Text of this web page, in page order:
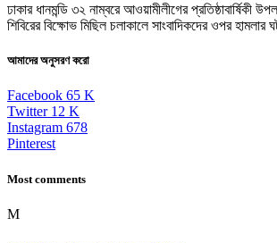
ঢাকার ধানমন্ডি ৩২ নাম্বরে আওয়ামীলীগের প্রতিষ্ঠাবার্ষিকী
শিবিরের বিক্ষোভ মিছিল চলাকালে সাংবাদিকদের ওপর হামলার
আমাদের অনুসরণ করো
Facebook 65 K
Twitter 12 K
Instagram 678
Pinterest
Most comments
M